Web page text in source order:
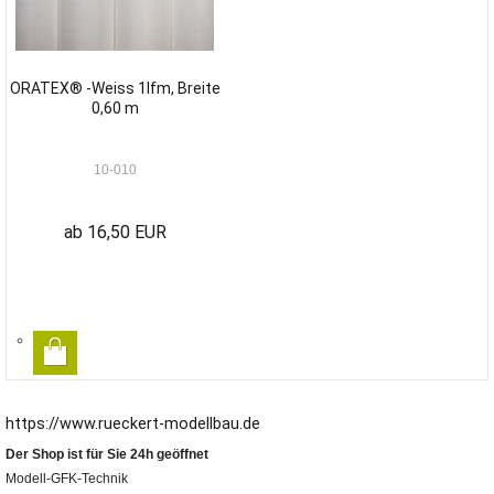
ORATEX® -Weiss 1lfm, Breite
0,60 m
10-010
ab 16,50 EUR
https://www.rueckert-modellbau.de
Der Shop ist für Sie 24h geöffnet
Modell-GFK-Technik